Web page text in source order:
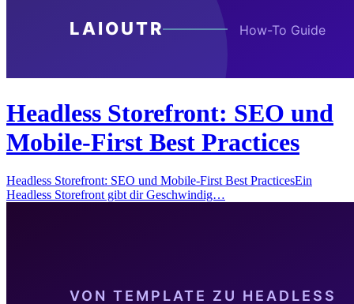
Headless Storefront: SEO und
Mobile-First Best Practices
Headless Storefront: SEO und Mobile-First Best PracticesEin
Headless Storefront gibt dir Geschwindig…